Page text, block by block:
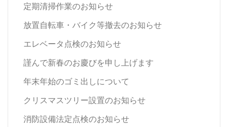
定期清掃作業のお知らせ
放置自転車・バイク等撤去のお知らせ
エレベータ点検のお知らせ
謹んで新春のお慶びを申し上げます
年末年始のゴミ出しについて
クリスマスツリー設置のお知らせ
消防設備法定点検のお知らせ